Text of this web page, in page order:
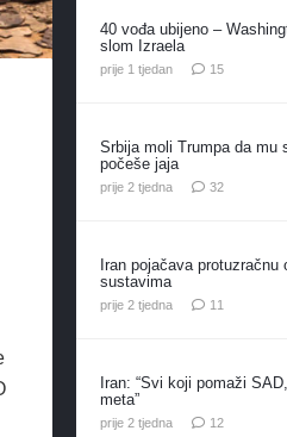
40 vođa ubijeno –
slom Izraela
prije 1 tjedan 15komentara
Srbija moli Trumpa da mu
počeše jaja
prije 2 tjedna 32komentara
Iran pojačava protuzračnu
sustavima
prije 2 tjedna 11
Iran: “Svi koji pomaži
meta”
prije 2 tjedna 12komentara